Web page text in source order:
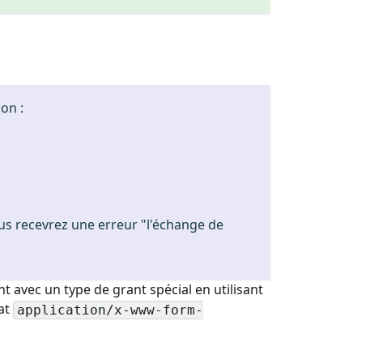
:
recevrez une erreur "l'échange de
avec un type de grant spécial en utilisant
application/x-www-form-